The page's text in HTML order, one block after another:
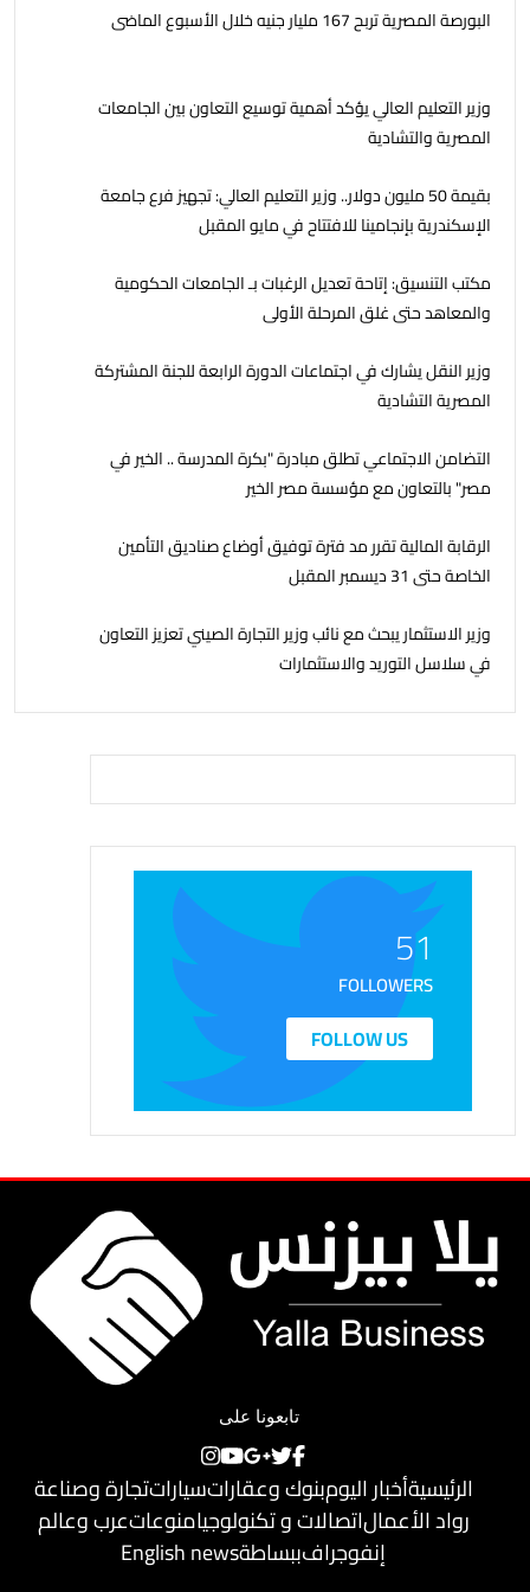
البورصة المصرية تربح 167 مليار جنيه خلال الأسبوع الماضى
وزير التعليم العالي يؤكد أهمية توسيع التعاون بين الجامعات
المصرية والتشادية
بقيمة 50 مليون دولار.. وزير التعليم العالي: تجهيز فرع جامعة
الإسكندرية بإنجامينا للافتتاح في مايو المقبل
مكتب التنسيق: إتاحة تعديل الرغبات بـ الجامعات الحكومية
والمعاهد حتى غلق المرحلة الأولى
وزير النقل يشارك في اجتماعات الدورة الرابعة للجنة المشتركة
المصرية التشادية
التضامن الاجتماعي تطلق مبادرة "بكرة المدرسة .. الخير في
مصر" بالتعاون مع مؤسسة مصر الخير
الرقابة المالية تقرر مد فترة توفيق أوضاع صناديق التأمين
الخاصة حتى 31 ديسمبر المقبل
وزير الاستثمار يبحث مع نائب وزير التجارة الصيني تعزيز التعاون
في سلاسل التوريد والاستثمارات
51
FOLLOWERS
FOLLOW US
تابعونا على
الرئيسيةأخبار اليومبنوك وعقاراتسياراتتجارة وصناعة
رواد الأعمالاتصالات و تكنولوجيامنوعاتعرب وعالم
إنفوجرافببساطةEnglish news